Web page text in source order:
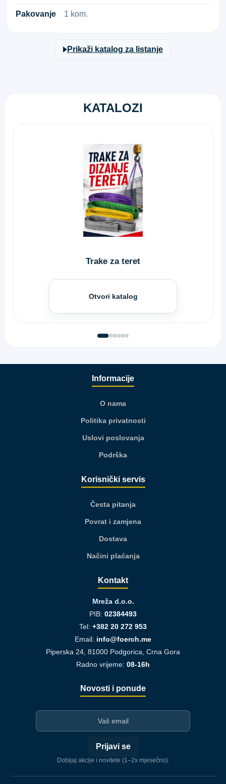
Pakovanje 1 kom.
Prikaži katalog za listanje
KATALOZI
Trake za teret
Otvori katalog
Informacije
O nama
Politika privatnosti
Uslovi poslovanja
Podrška
Korisnički servis
Česta pitanja
Povrat i zamjena
Dostava
Načini plaćanja
Kontakt
Mreža d.o.o.
PIB: 02384493
Tel: +382 20 272 953
Email: info@foerch.me
Piperska 24, 81000 Podgorica, Crna Gora
Radno vrijeme: 08-16h
Novosti i ponude
Prijavi se
Dobijaj akcije i novitete (1–2x mjesečno).